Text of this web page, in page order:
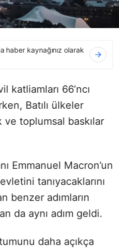
haber kaynağınız olarak
katliamları 66’ncı
Batılı ülkeler
toplumsal baskılar
Emmanuel Macron’un
tanıyacaklarını
benzer adımların
da aynı adım geldi.
daha açıkça